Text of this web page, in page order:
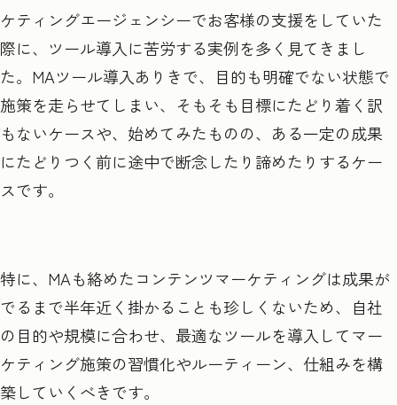
ケティングエージェンシーでお客様の支援をしていた
際に、ツール導入に苦労する実例を多く見てきまし
た。MAツール導入ありきで、目的も明確でない状態で
施策を走らせてしまい、そもそも目標にたどり着く訳
もないケースや、始めてみたものの、ある一定の成果
にたどりつく前に途中で断念したり諦めたりするケー
スです。
特に、MAも絡めたコンテンツマーケティングは成果が
でるまで半年近く掛かることも珍しくないため、自社
の目的や規模に合わせ、最適なツールを導入してマー
ケティング施策の習慣化やルーティーン、仕組みを構
築していくべきです。